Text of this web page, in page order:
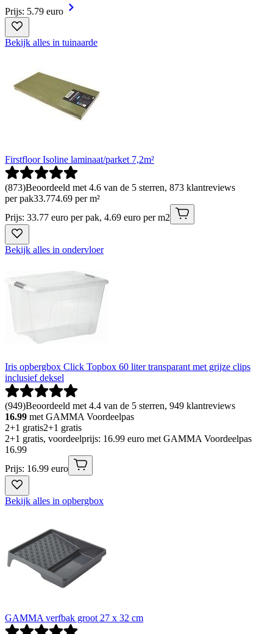
Prijs: 5.79 euro
Bekijk alles in tuinaarde
Firstfloor Isoline laminaat/parket 7,2m²
(873)Beoordeeld met 4.6 van de 5 sterren, 873 klantreviews
per pak33.774.69 per m²
Prijs: 33.77 euro per pak, 4.69 euro per m2
Bekijk alles in ondervloer
Iris opbergbox Click Topbox 60 liter transparant met grijze clips
inclusief deksel
(949)Beoordeeld met 4.4 van de 5 sterren, 949 klantreviews
16.99 met GAMMA Voordeelpas
2+1 gratis2+1 gratis
2+1 gratis, voordeelprijs: 16.99 euro met GAMMA Voordeelpas
16.99
Prijs: 16.99 euro
Bekijk alles in opbergbox
GAMMA verfbak groot 27 x 32 cm